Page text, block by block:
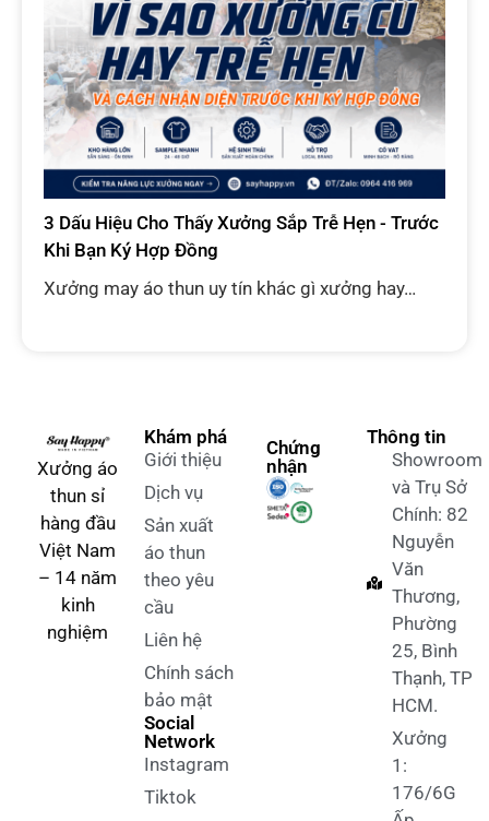
3 Dấu Hiệu Cho Thấy Xưởng Sắp Trễ Hẹn - Trước
Khi Bạn Ký Hợp Đồng
Xưởng may áo thun uy tín khác gì xưởng hay…
Xưởng áo
thun sỉ
hàng đầu
Việt Nam
– 14 năm
kinh
nghiệm
Khám phá
Giới thiệu
Dịch vụ
Sản xuất
áo thun
theo yêu
cầu
Liên hệ
Chính sách
bảo mật
Social
Network
Instagram
Tiktok
Chứng
nhận
Thông tin
Showroom
và Trụ Sở
Chính: 82
Nguyễn
Văn
Thương,
Phường
25, Bình
Thạnh, TP
HCM.
Xưởng
1:
176/6G